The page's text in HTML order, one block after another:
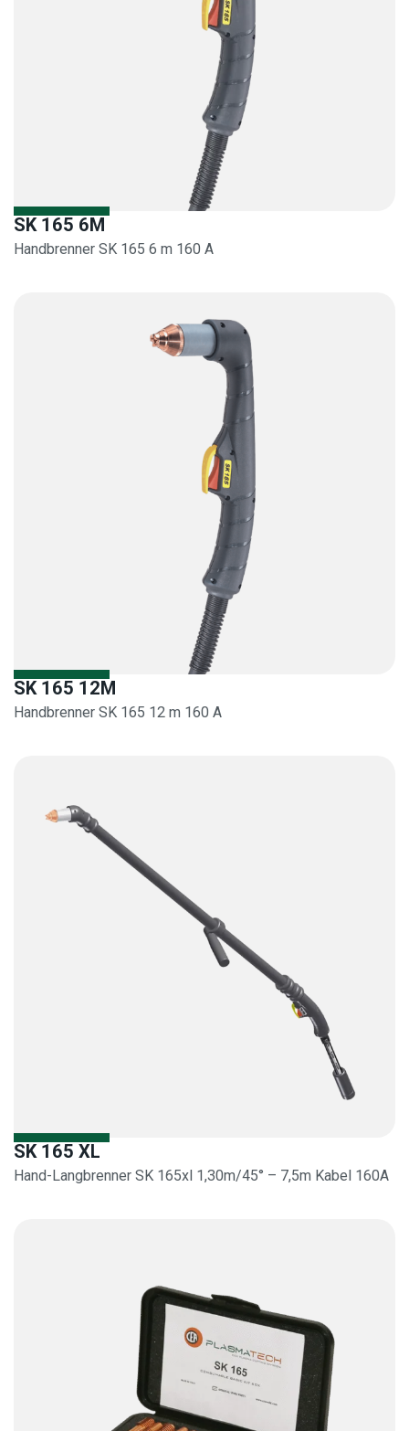
SK 165 6M
Handbrenner SK 165 6 m 160 A
SK 165 12M
Handbrenner SK 165 12 m 160 A
SK 165 XL
Hand-Langbrenner SK 165xl 1,30m/45° – 7,5m Kabel 160A